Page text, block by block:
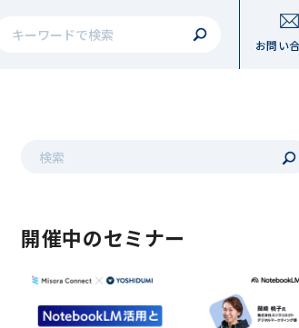
これは、自動候補機能付きの検索フィールド
検索フィールドが空なので、候補はありません。
お問い
これは、自動候補機能付きの検索フィー
開催中のセミナー